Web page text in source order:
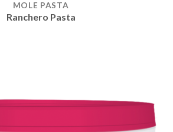
MOLE PASTA
Ranchero Pasta